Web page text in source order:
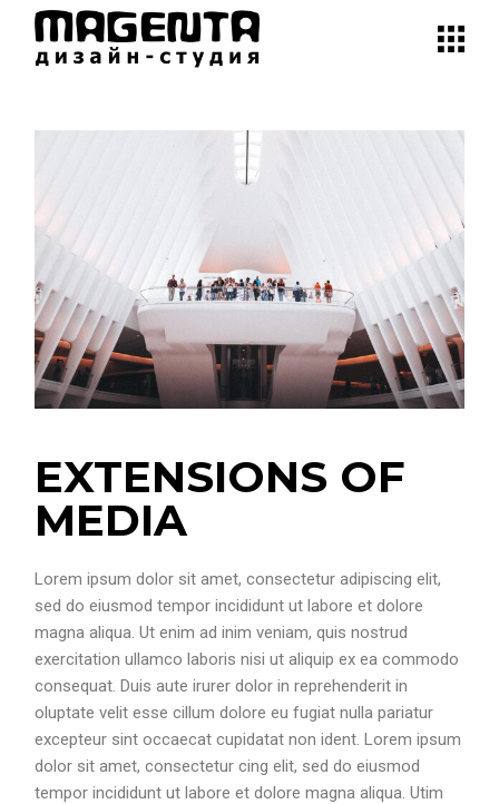
EXTENSIONS OF
MEDIA
Lorem ipsum dolor sit amet, consectetur adipiscing elit,
sed do eiusmod tempor incididunt ut labore et dolore
magna aliqua. Ut enim ad inim veniam, quis nostrud
exercitation ullamco laboris nisi ut aliquip ex ea commodo
consequat. Duis aute irurer dolor in reprehenderit in
oluptate velit esse cillum dolore eu fugiat nulla pariatur
excepteur sint occaecat cupidatat non ident. Lorem ipsum
dolor sit amet, consectetur cing elit, sed do eiusmod
tempor incididunt ut labore et dolore magna aliqua. Utim